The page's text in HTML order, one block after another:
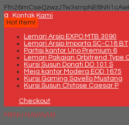
q
Kontak Kami
Hot Item!
Lemari Arsip EXPO MTB 3090
Lemari Arsip Importa SC-C18 BT
Partisi kantor Uno Premium 6
Lemari Pakaian Orbitrend Type
Kursi Susun Donati DO 101 S
Meja kantor Modera EOD 1675
Kursi Gaming Savello Mustang
Kursi Susun Chitose Caesar P
Checkout
MENU NAVIGASI